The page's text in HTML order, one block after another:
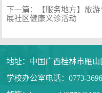
下一篇：
【服务地方】旅
展社区健康义诊活动
地址：中国广西桂林市雁山
学校办公室电话：0773-